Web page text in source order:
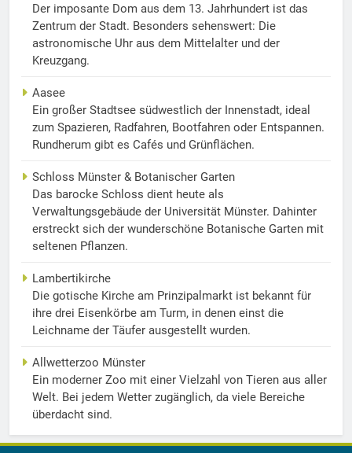
Der imposante Dom aus dem 13. Jahrhundert ist das
Zentrum der Stadt. Besonders sehenswert: Die
astronomische Uhr aus dem Mittelalter und der
Kreuzgang.
Aasee
Ein großer Stadtsee südwestlich der Innenstadt, ideal
zum Spazieren, Radfahren, Bootfahren oder Entspannen.
Rundherum gibt es Cafés und Grünflächen.
Schloss Münster & Botanischer Garten
Das barocke Schloss dient heute als
Verwaltungsgebäude der Universität Münster. Dahinter
erstreckt sich der wunderschöne Botanische Garten mit
seltenen Pflanzen.
Lambertikirche
Die gotische Kirche am Prinzipalmarkt ist bekannt für
ihre drei Eisenkörbe am Turm, in denen einst die
Leichname der Täufer ausgestellt wurden.
Allwetterzoo Münster
Ein moderner Zoo mit einer Vielzahl von Tieren aus aller
Welt. Bei jedem Wetter zugänglich, da viele Bereiche
überdacht sind.